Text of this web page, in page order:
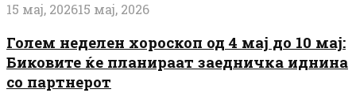
15 мај, 202615 мај, 2026
Голем неделен хороскоп од 4 мај до 10 мај:
Биковите ќе планираат заедничка иднина
со партнерот